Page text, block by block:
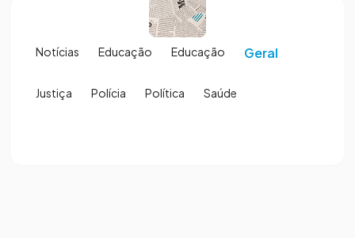
Notícias Educação Educação Geral
Justiça Polícia Política Saúde